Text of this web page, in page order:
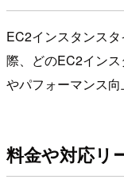
EC2インスタンス
際、どのEC2イン
やパフォーマンス向
料金や対応リ